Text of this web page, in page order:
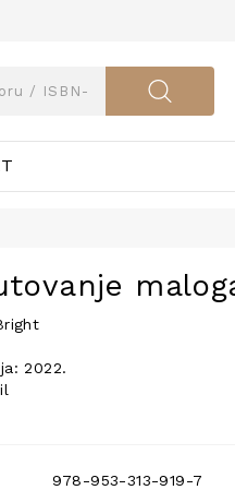
2022.
978-953-313-919-7